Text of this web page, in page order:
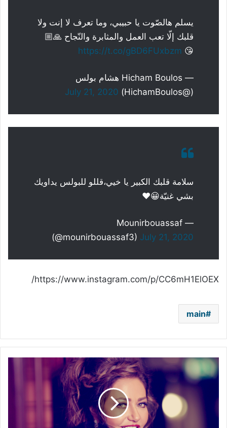
يسلم هالصّوت يا حبيبي، وما تعرف لا إنت ولا
قلبك إلّا تعب العمل والمثابرة والنّجاح 🙏🏼
😘
https://t.co/gBD6FUxbzm
— Hicham Boulos هشام بولس
(@HichamBoulos)
July 21, 2020
سلامة قلبك الكبير يا خيي،قللو للبولس يداويك
بشي غنيّة😀❤️
— Mounirbouassaf
(@mounirbouassaf3) July 21, 2020
https://www.instagram.com/p/CC6mH1ElOEX/
main
ليلى
علوي